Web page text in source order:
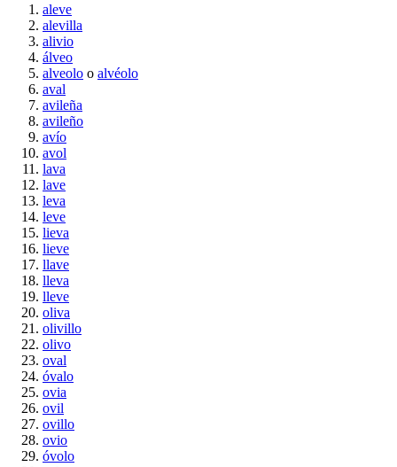
aleve
alevilla
alivio
álveo
alveolo o alvéolo
aval
avileña
avileño
avío
avol
lava
lave
leva
leve
lieva
lieve
llave
lleva
lleve
oliva
olivillo
olivo
oval
óvalo
ovia
ovil
ovillo
ovio
óvolo